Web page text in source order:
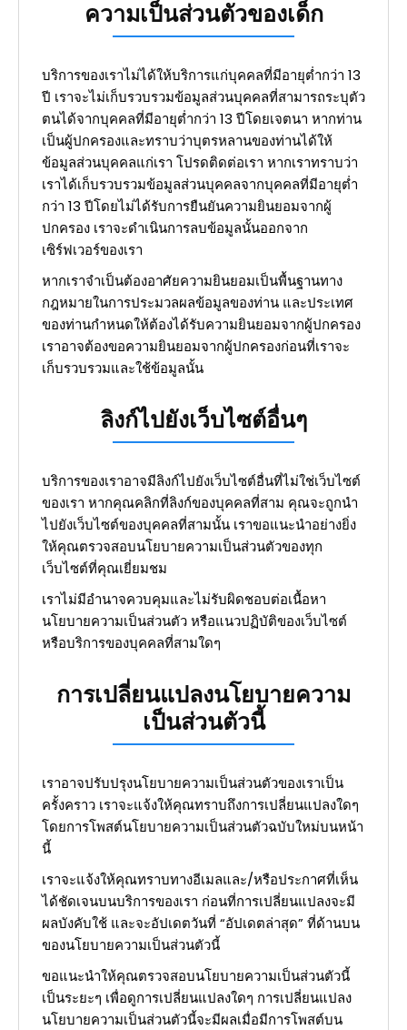
ความเป็นส่วนตัวของเด็ก
บริการของเราไม่ได้ให้บริการแก่บุคคลที่มีอายุต่ำกว่า 13
ปี เราจะไม่เก็บรวบรวมข้อมูลส่วนบุคคลที่สามารถระบุตัว
ตนได้จากบุคคลที่มีอายุต่ำกว่า 13 ปีโดยเจตนา หากท่าน
เป็นผู้ปกครองและทราบว่าบุตรหลานของท่านได้ให้
ข้อมูลส่วนบุคคลแก่เรา โปรดติดต่อเรา หากเราทราบว่า
เราได้เก็บรวบรวมข้อมูลส่วนบุคคลจากบุคคลที่มีอายุต่ำ
กว่า 13 ปีโดยไม่ได้รับการยืนยันความยินยอมจากผู้
ปกครอง เราจะดำเนินการลบข้อมูลนั้นออกจาก
เซิร์ฟเวอร์ของเรา
หากเราจำเป็นต้องอาศัยความยินยอมเป็นพื้นฐานทาง
กฎหมายในการประมวลผลข้อมูลของท่าน และประเทศ
ของท่านกำหนดให้ต้องได้รับความยินยอมจากผู้ปกครอง
เราอาจต้องขอความยินยอมจากผู้ปกครองก่อนที่เราจะ
เก็บรวบรวมและใช้ข้อมูลนั้น
ลิงก์ไปยังเว็บไซต์อื่นๆ
บริการของเราอาจมีลิงก์ไปยังเว็บไซต์อื่นที่ไม่ใช่เว็บไซต์
ของเรา หากคุณคลิกที่ลิงก์ของบุคคลที่สาม คุณจะถูกนำ
ไปยังเว็บไซต์ของบุคคลที่สามนั้น เราขอแนะนำอย่างยิ่ง
ให้คุณตรวจสอบนโยบายความเป็นส่วนตัวของทุก
เว็บไซต์ที่คุณเยี่ยมชม
เราไม่มีอำนาจควบคุมและไม่รับผิดชอบต่อเนื้อหา
นโยบายความเป็นส่วนตัว หรือแนวปฏิบัติของเว็บไซต์
หรือบริการของบุคคลที่สามใดๆ
การเปลี่ยนแปลงนโยบายความ
เป็นส่วนตัวนี้
เราอาจปรับปรุงนโยบายความเป็นส่วนตัวของเราเป็น
ครั้งคราว เราจะแจ้งให้คุณทราบถึงการเปลี่ยนแปลงใดๆ
โดยการโพสต์นโยบายความเป็นส่วนตัวฉบับใหม่บนหน้า
นี้
เราจะแจ้งให้คุณทราบทางอีเมลและ/หรือประกาศที่เห็น
ได้ชัดเจนบนบริการของเรา ก่อนที่การเปลี่ยนแปลงจะมี
ผลบังคับใช้ และจะอัปเดตวันที่ “อัปเดตล่าสุด” ที่ด้านบน
ของนโยบายความเป็นส่วนตัวนี้
ขอแนะนำให้คุณตรวจสอบนโยบายความเป็นส่วนตัวนี้
เป็นระยะๆ เพื่อดูการเปลี่ยนแปลงใดๆ การเปลี่ยนแปลง
นโยบายความเป็นส่วนตัวนี้จะมีผลเมื่อมีการโพสต์บน